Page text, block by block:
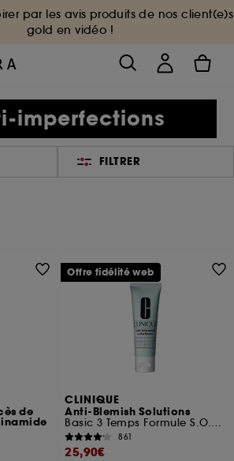
par les avis produits de nos client(e)s
gold en vidéo !
imperfections
FILTRER
de
CLINIQUE
Anti-Blemish Solutions
Basic 3 Temps Formule S.O.S Hydratant Purifiant
861
25,90€
Offre fidélité web